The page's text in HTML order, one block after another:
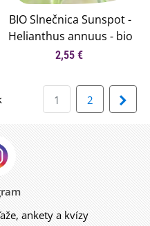
BIO Slnečnica Sunspot -
Helianthus annuus - bio
semená slnečnice - 8 ks
2,55 €
1 2
ankety a kvízy